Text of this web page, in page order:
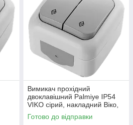
Вимикач прохідний
двоклавішний Palmiye IP54
VIKO сірий, накладний Віко,
настінний зовнішній
90555517
Готово до відправки